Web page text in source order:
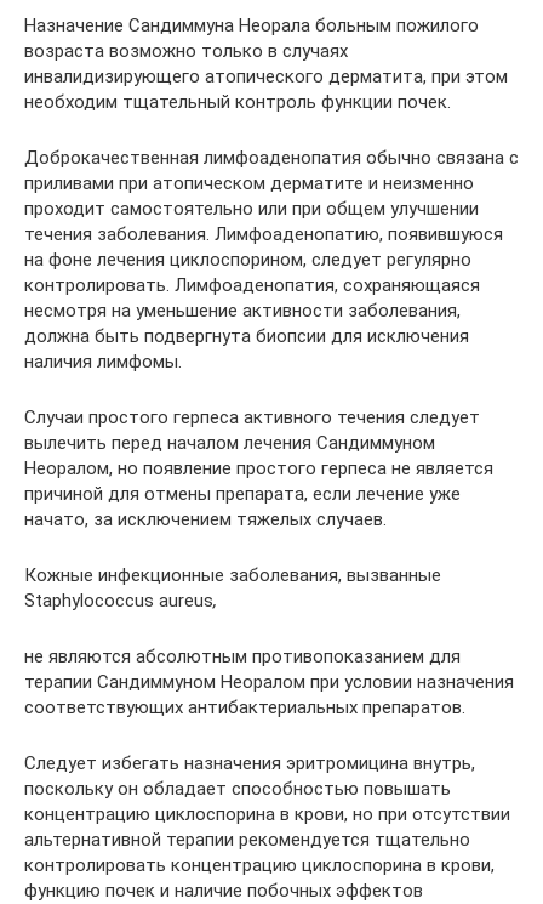
Назначение Сандиммуна Неорала больным пожилого
возраста возможно только в случаях
инвалидизирующего атопического дерматита, при этом
необходим тщательный контроль функции почек.
Доброкачественная лимфоаденопатия обычно связана с
приливами при атопическом дерматите и неизменно
проходит самостоятельно или при общем улучшении
течения заболевания. Лимфоаденопатию, появившуюся
на фоне лечения циклоспорином, следует регулярно
контролировать. Лимфоаденопатия, сохраняющаяся
несмотря на уменьшение активности заболевания,
должна быть подвергнута биопсии для исключения
наличия лимфомы.
Случаи простого герпеса активного течения следует
вылечить перед началом лечения Сандиммуном
Неоралом, но появление простого герпеса не является
причиной для отмены препарата, если лечение уже
начато, за исключением тяжелых случаев.
Кожные инфекционные заболевания, вызванные
Staphylococcus aureus,
не являются абсолютным противопоказанием для
терапии Сандиммуном Неоралом при условии назначения
соответствующих антибактериальных препаратов.
Следует избегать назначения эритромицина внутрь,
поскольку он обладает способностью повышать
концентрацию циклоспорина в крови, но при отсутствии
альтернативной терапии рекомендуется тщательно
контролировать концентрацию циклоспорина в крови,
функцию почек и наличие побочных эффектов